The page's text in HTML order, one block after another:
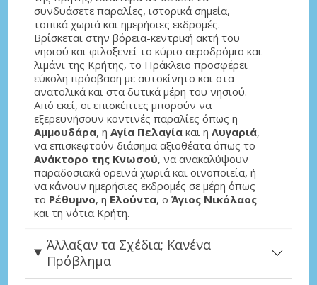
συνδυάσετε παραλίες, ιστορικά σημεία,
τοπικά χωριά και ημερήσιες εκδρομές.
Βρίσκεται στην βόρεια-κεντρική ακτή του
νησιού και φιλοξενεί το κύριο αεροδρόμιο και
λιμάνι της Κρήτης, το Ηράκλειο προσφέρει
εύκολη πρόσβαση με αυτοκίνητο και στα
ανατολικά και στα δυτικά μέρη του νησιού.
Από εκεί, οι επισκέπτες μπορούν να
εξερευνήσουν κοντινές παραλίες όπως η
Αμμουδάρα, η Αγία Πελαγία και η Λυγαριά,
να επισκεφτούν διάσημα αξιοθέατα όπως το
Ανάκτορο της Κνωσού, να ανακαλύψουν
παραδοσιακά ορεινά χωριά και οινοποιεία, ή
να κάνουν ημερήσιες εκδρομές σε μέρη όπως
το Ρέθυμνο, η Ελούντα, ο Άγιος Νικόλαος
και τη νότια Κρήτη.
Άλλαξαν τα Σχέδια; Κανένα
Πρόβλημα